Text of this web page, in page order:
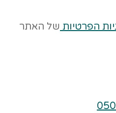
הפרטיות של האתר